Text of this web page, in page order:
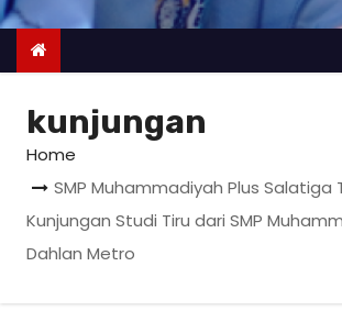
kunjungan
Home
SMP Muhammadiyah Plus Salatiga
Kunjungan Studi Tiru dari SMP
Dahlan Metro